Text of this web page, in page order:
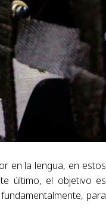
en la lengua, en estos
último, el objetivo es
para